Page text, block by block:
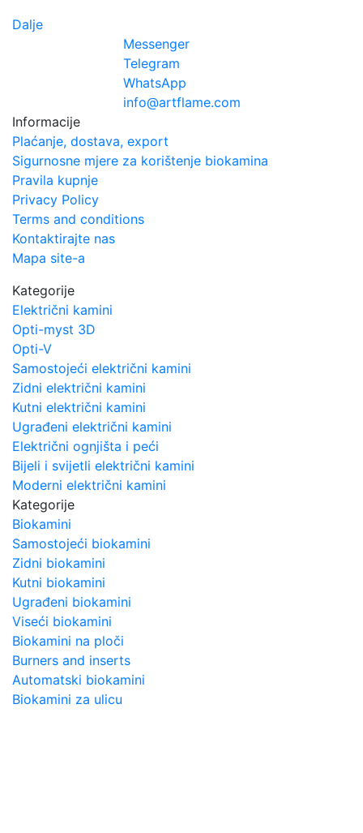
Dalje
Messenger
Telegram
WhatsApp
info@artflame.com
Informacije
Plaćanje, dostava, export
Sigurnosne mjere za korištenje biokamina
Pravila kupnje
Privacy Policy
Terms and conditions
Kontaktirajte nas
Mapa site-a
Kategorije
Električni kamini
Opti-myst 3D
Opti-V
Samostojeći električni kamini
Zidni električni kamini
Kutni električni kamini
Ugrađeni električni kamini
Električni ognjišta i peći
Bijeli i svijetli električni kamini
Moderni električni kamini
Kategorije
Biokamini
Samostojeći biokamini
Zidni biokamini
Kutni biokamini
Ugrađeni biokamini
Viseći biokamini
Biokamini na ploči
Burners and inserts
Automatski biokamini
Biokamini za ulicu